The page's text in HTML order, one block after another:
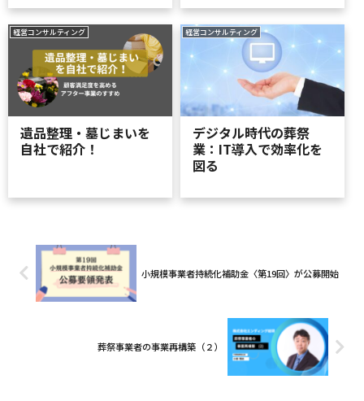
経営コンサルティング
遺品整理・墓じまいを
自社で紹介！
経営コンサルティング
デジタル時代の葬祭
業：IT導入で効率化を
図る
小規模事業者持続化補助金〈第19回〉が公募開始
葬祭事業者の事業再構築（２）